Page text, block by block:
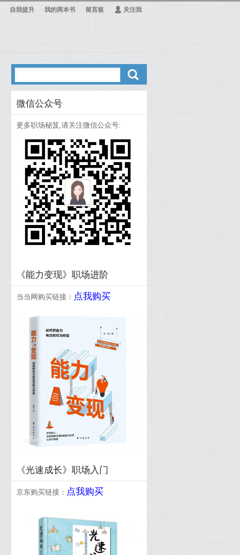
自我提升 我的两本书 留言板 Ą 关注我
ő
微信公众号
更多职场秘笈,请关注微信公众号:
《能力变现》职场进阶
当当网购买链接： 点我购买
《光速成长》职场入门
京东购买链接： 点我购买